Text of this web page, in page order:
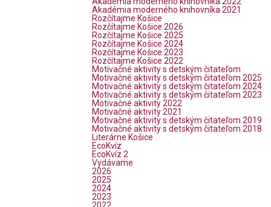
Akadémia moderného knihovníka 2021
Rozčítajme Košice
Rozčítajme Košice 2026
Rozčítajme Košice 2025
Rozčítajme Košice 2024
Rozčítajme Košice 2023
Rozčítajme Košice 2022
Motivačné aktivity s detským čitateľom
Motivačné aktivity s detským čitateľom 2025
Motivačné aktivity s detským čitateľom 2024
Motivačné aktivity s detským čitateľom 2023
Motivačné aktivity 2022
Motivačné aktivity 2021
Motivačné aktivity s detským čitateľom 2019
Motivačné aktivity s detským čitateľom 2018
Literárne Košice
EcoKvíz
EcoKvíz 2
Vydávame
2026
2025
2024
2023